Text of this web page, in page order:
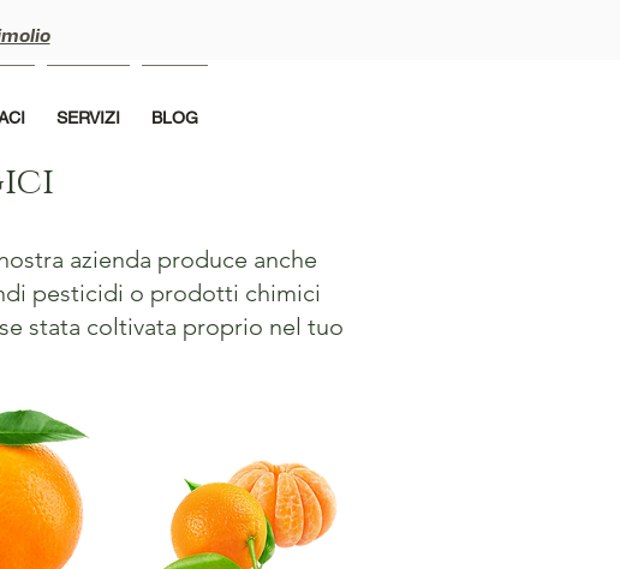
SERVIZI BLOG
azienda produce anche
pesticidi o prodotti chimici
stata coltivata proprio nel tuo